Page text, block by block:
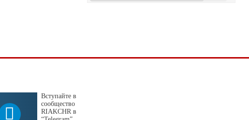
Вступайте в
сообщество
RIAKCHR в